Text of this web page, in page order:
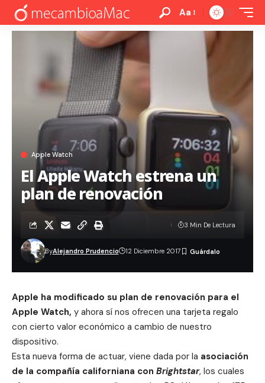
Aa
Apple Watch
El Apple Watch estrena un
plan de renovación
ByAlejandro Prudencio 12 Diciembre 2017
3 Min De Lectura
Apple ha modificado su plan de renovación para el
Apple Watch, y ahora sí nos ofrecen una tarjeta regalo
con cierto valor económico a cambio de nuestro
dispositivo.
Esta nueva forma de actuar, viene dada por la asociación
de la compañía californiana con Brightstar, los cuales